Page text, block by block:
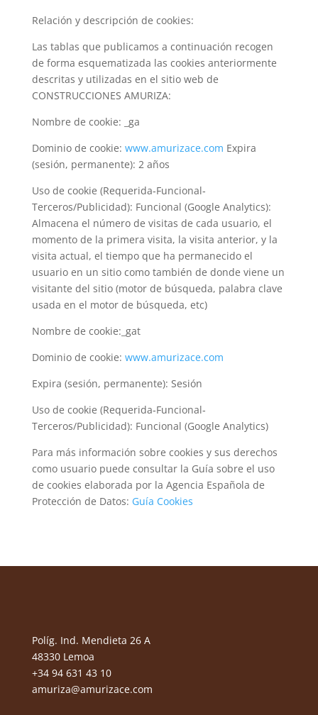
Relación y descripción de cookies:
Las tablas que publicamos a continuación recogen
de forma esquematizada las cookies anteriormente
descritas y utilizadas en el sitio web de
CONSTRUCCIONES AMURIZA:
Nombre de cookie: _ga
Dominio de cookie: www.amurizace.com Expira
(sesión, permanente): 2 años
Uso de cookie (Requerida‐Funcional‐
Terceros/Publicidad): Funcional (Google Analytics):
Almacena el número de visitas de cada usuario, el
momento de la primera visita, la visita anterior, y la
visita actual, el tiempo que ha permanecido el
usuario en un sitio como también de donde viene un
visitante del sitio (motor de búsqueda, palabra clave
usada en el motor de búsqueda, etc)
Nombre de cookie:_gat
Dominio de cookie: www.amurizace.com
Expira (sesión, permanente): Sesión
Uso de cookie (Requerida‐Funcional‐
Terceros/Publicidad): Funcional (Google Analytics)
Para más información sobre cookies y sus derechos
como usuario puede consultar la Guía sobre el uso
de cookies elaborada por la Agencia Española de
Protección de Datos: Guía Cookies
Políg. Ind. Mendieta 26 A
48330 Lemoa
+34 94 631 43 10
amuriza@amurizace.com